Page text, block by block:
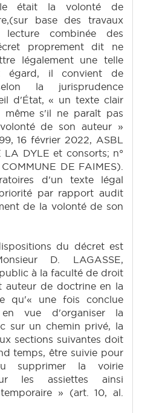
était la volonté de
base des travaux
lecture combinée des
proprement dit ne
légalement une telle
égard, il convient de
la jurisprudence
d'État, « un texte clair
même s'il ne paraît pas
de son auteur »
16 février 2022, ASBL
LA DYLE et consorts; n°
DE FAIMES).
d'un texte légal
par rapport audit
de la volonté de son
du décret est
D. LAGASSE,
à la faculté de droit
auteur de doctrine en la
qu'« une fois conclue
vue d'organiser la
sur un chemin privé, la
sections suivantes doit
temps, être suivie pour
supprimer la voirie
les assiettes ainsi
» (art. 10, al.